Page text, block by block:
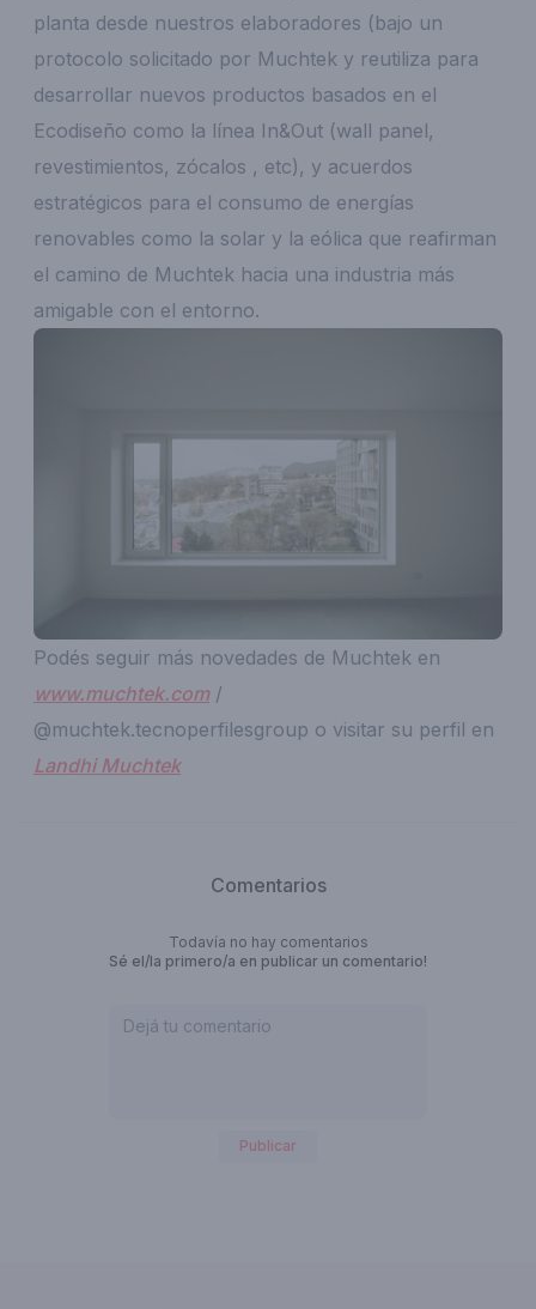
planta desde nuestros elaboradores (bajo un
protocolo solicitado por Muchtek y reutiliza para
desarrollar nuevos productos basados en el
Ecodiseño como la línea In&Out (wall panel,
revestimientos, zócalos , etc), y acuerdos
estratégicos para el consumo de energías
renovables como la solar y la eólica que reafirman
el camino de Muchtek hacia una industria más
amigable con el entorno.
Podés seguir más novedades de Muchtek en
www.muchtek.com/
@muchtek.tecnoperfilesgroup o visitar su perfil en
Landhi Muchtek
Comentarios
Todavía no hay comentarios
Sé el/la primero/a en publicar un comentario!
Publicar